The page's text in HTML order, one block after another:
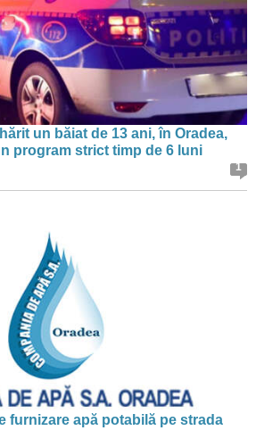
un băiat de 13 ani, în Oradea,
program strict timp de 6 luni
1
furnizare apă potabilă pe strada